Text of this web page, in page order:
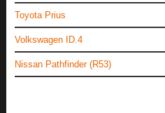
Toyota Prius
Volkswagen ID.4
Nissan Pathfinder (R53)